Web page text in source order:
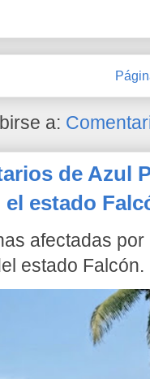
a:
de Azul
estado
afectadas
estado